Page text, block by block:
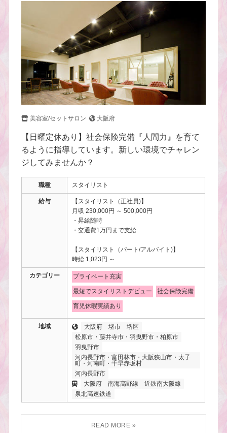
美容室/セットサロン 大阪府
【日曜定休あり】社会保険完備『人間力』を育て
るように指導しています。新しい環境でチャレン
ジしてみませんか？
職種 スタイリスト
給与
【スタイリスト（正社員)】
月収 230,000円 ～ 500,000円
・昇給随時
・交通費1万円まで支給
【スタイリスト（パート/アルバイト)】
時給 1,023円 ～
カテゴリー プライベート充実
最短でスタイリストデビュー 社会保険完備
育児休暇実績あり
地域 大阪府 堺市
堺区
松原市・藤井寺市・羽曳野市・柏原市
羽曳野市
河内長野市・富田林市・大阪狭山市・太子
町・河南町・千早赤坂村
河内長野市
大阪府
南海高野線
近鉄南大阪線
泉北高速鉄道